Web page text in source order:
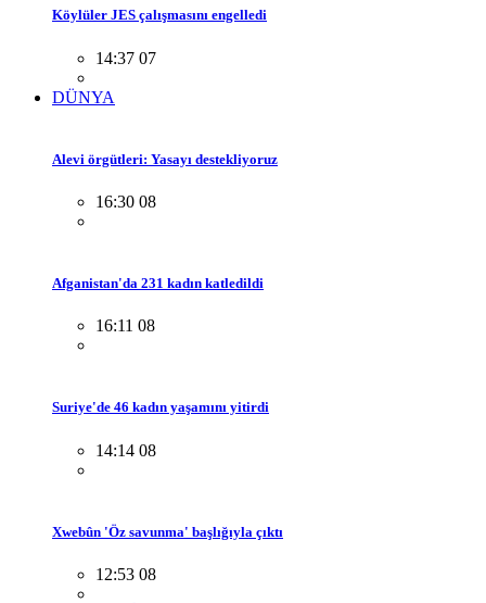
Köylüler JES çalışmasını engelledi
14:37 07
DÜNYA
Alevi örgütleri: Yasayı destekliyoruz
16:30 08
Afganistan'da 231 kadın katledildi
16:11 08
Suriye'de 46 kadın yaşamını yitirdi
14:14 08
Xwebûn 'Öz savunma' başlığıyla çıktı
12:53 08